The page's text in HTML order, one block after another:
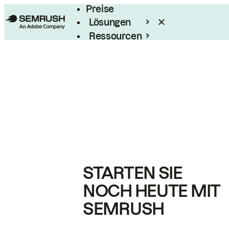
Preise
Lösungen
Ressourcen
STARTEN SIE
NOCH HEUTE MIT
SEMRUSH